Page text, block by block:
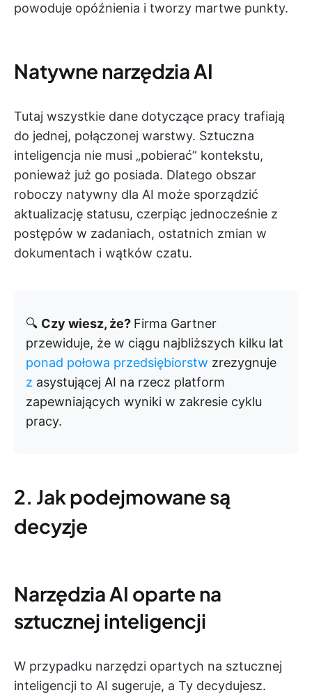
powoduje opóźnienia i tworzy martwe punkty.
Natywne narzędzia AI
Tutaj wszystkie dane dotyczące pracy trafiają
do jednej, połączonej warstwy. Sztuczna
inteligencja nie musi „pobierać” kontekstu,
ponieważ już go posiada. Dlatego obszar
roboczy natywny dla AI może sporządzić
aktualizację statusu, czerpiąc jednocześnie z
postępów w zadaniach, ostatnich zmian w
dokumentach i wątków czatu.
🔍 Czy wiesz, że? Firma Gartner
przewiduje, że w ciągu najbliższych kilku lat
ponad połowa przedsiębiorstw zrezygnuje
z asystującej AI na rzecz platform
zapewniających wyniki w zakresie cyklu
pracy.
2. Jak podejmowane są
decyzje
Narzędzia AI oparte na
sztucznej inteligencji
W przypadku narzędzi opartych na sztucznej
inteligencji to AI sugeruje, a Ty decydujesz.